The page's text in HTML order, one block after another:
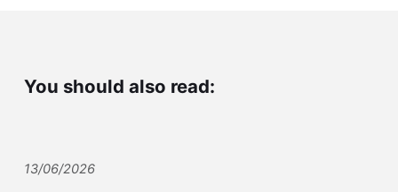
You should also read:
13/06/2026